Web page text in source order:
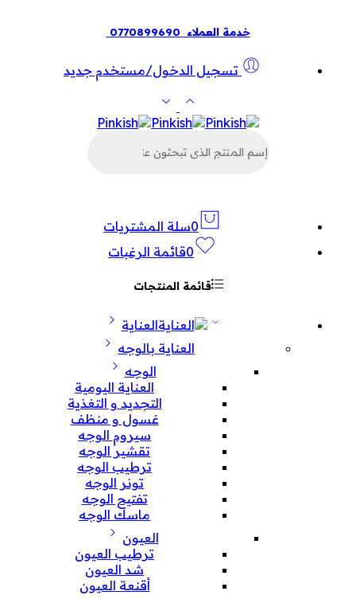
خدمة العملاء 0770899690
تسجيل الدخول/مستخدم جديد
عن
0سلة المشتريات
0قائمة الرغبات
قائمة المنتجات
العناية
العناية بالوجه
الوجه
العناية اليومية
التجديد و التغذية
غسول و منظف
سيروم الوجه
تقشير الوجه
ترطيب الوجه
تونر الوجه
تفتيح الوجه
ماسك الوجه
العيون
ترطيب العيون
شد العيون
أقنعة العيون